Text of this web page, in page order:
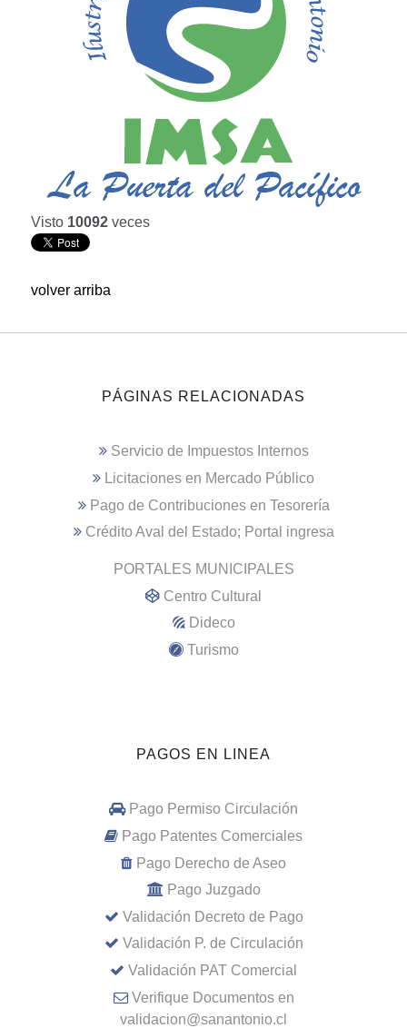
Visto 10092 veces
volver arriba
PÁGINAS RELACIONADAS
Servicio de Impuestos Internos
Licitaciones en Mercado Público
Pago de Contribuciones en Tesorería
Crédito Aval del Estado; Portal ingresa
PORTALES MUNICIPALES
Centro Cultural
Dideco
Turismo
PAGOS EN LINEA
Pago Permiso Circulación
Pago Patentes Comerciales
Pago Derecho de Aseo
Pago Juzgado
Validación Decreto de Pago
Validación P. de Circulación
Validación PAT Comercial
Verifique Documentos en
validacion@sanantonio.cl